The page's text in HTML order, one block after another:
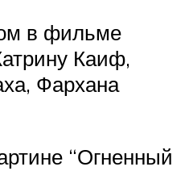
в фильме
Каиф,
Фархана
“Огненный